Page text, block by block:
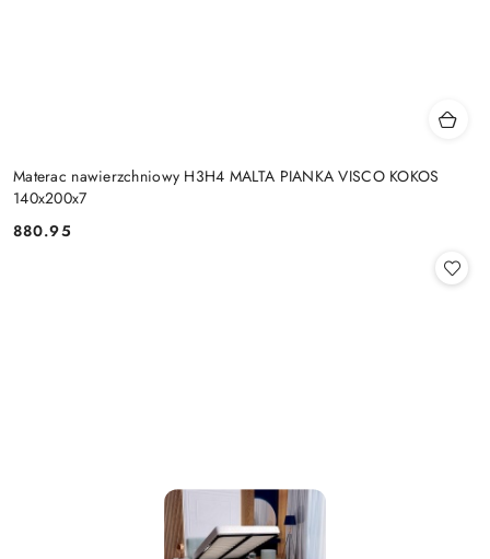
Materac nawierzchniowy H3H4 MALTA PIANKA VISCO KOKOS
140x200x7
Cena:
880.95